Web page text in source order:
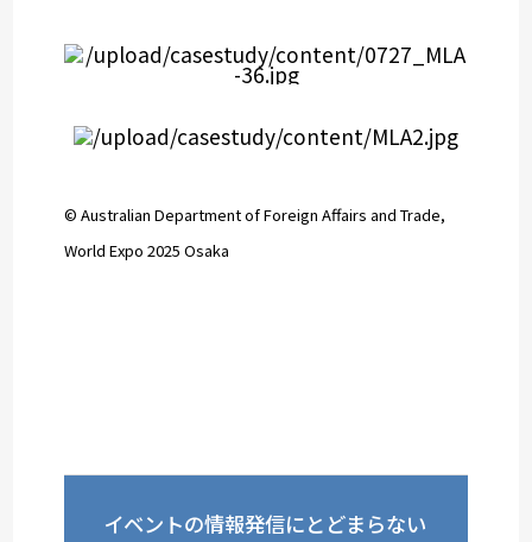
© Australian Department of Foreign Affairs and Trade,
World Expo 2025 Osaka
イベントの情報発信にとどまらない